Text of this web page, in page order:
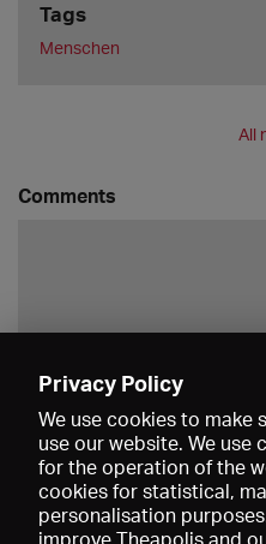
Tags
Menschen
All
Comments
Privacy Policy
We use cookies to make
use our website. We use
for the operation of the
cookies for statistical,
personalisation
improve Theapolis and